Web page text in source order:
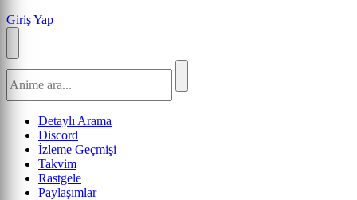
Giriş Yap
Detaylı Arama
Discord
İzleme Geçmişi
Takvim
Rastgele
Paylaşımlar